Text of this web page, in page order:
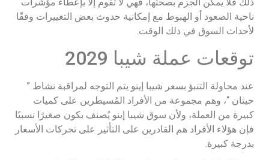
ناحية الصعود أو الهبوط مع إمكانية حدوث بعض التغييرات وفقًا
لأحداث السوق في ذلك الوقت.
توقعات عملة شيبا 2029
عند محاولة التنبؤ بسعر شيبا إينو يتم التوجه لمراقبة نشاط ”
حيتان “، وهم مجموعة من الأفراد المُسيطرين على كميات
كبيرة من العملة، ولأن سوق شيبا إينو يُصنف بكون صغيرًا نسبيًا
فإن هؤلاء الأفراد هم القادرين على التأثير على تحركات الأسعار
بدرجة كبيرة.